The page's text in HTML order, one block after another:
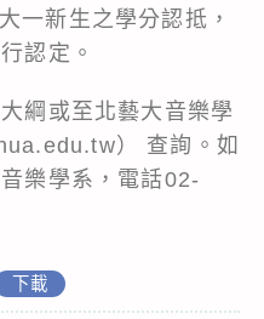
之學分認抵，
認定。
綱或至北藝大音樂學
） 查詢。如
樂學系，電話02-
下載